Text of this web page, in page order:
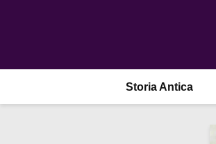
Storia Antica